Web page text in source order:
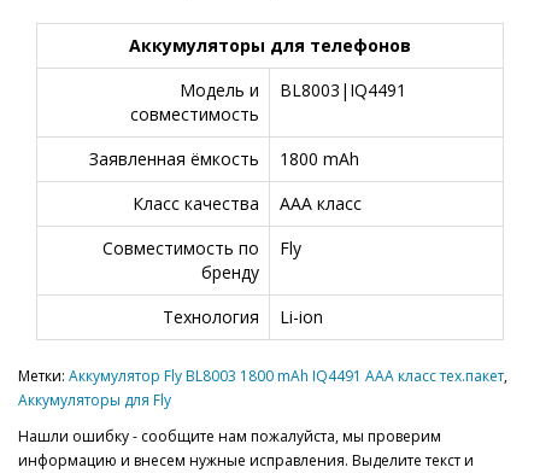
Аккумуляторы для телефонов
Модель и
совместимость
BL8003|IQ4491
Заявленная ёмкость
1800 mAh
Класс качества
AAA класс
Совместимость по
бренду
Fly
Технология Li-ion
Метки: Аккумулятор Fly BL8003 1800 mAh IQ4491 AAA класс тех.пакет,
Аккумуляторы для Fly
Нашли ошибку - сообщите нам пожалуйста, мы проверим
информацию и внесем нужные исправления. Выделите текст и